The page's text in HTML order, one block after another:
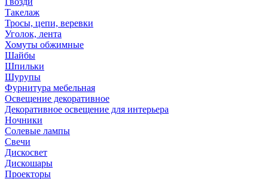
Такелаж
Тросы, цепи, веревки
Уголок, лента
Хомуты обжимные
Шайбы
Шпильки
Шурупы
Фурнитура мебельная
Освещение декоративное
Декоративное освещение для интерьера
Ночники
Солевые лампы
Свечи
Дискосвет
Дискошары
Проекторы